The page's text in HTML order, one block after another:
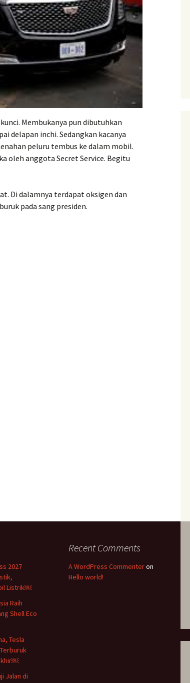
Membukanya pun dibutuhkan
delapan inchi. Sedangkan kacanya
peluru tembus ke dalam mobil.
oleh anggota Secret Service. Begitu
Di dalamnya terdapat oksigen dan
pada sang presiden.
2027
Listrik￼
Raih
Shell Eco
Tesla
Jalan di
Recent Comments
A WordPress Commenteron
Hello world!